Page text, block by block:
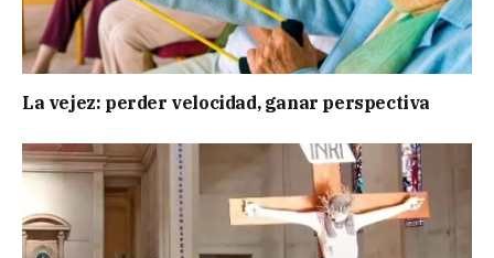
La vejez: perder velocidad, ganar perspectiva